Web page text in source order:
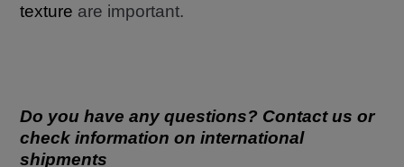
texture are important.
Do you have any questions? Contact us or
check information on international
shipments